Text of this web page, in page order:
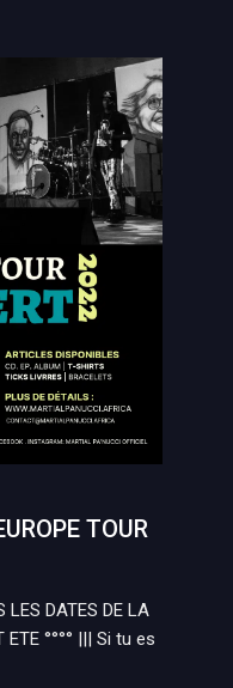
TOUR
LES DATES DE LA
ETE °°°° ||| Si tu es